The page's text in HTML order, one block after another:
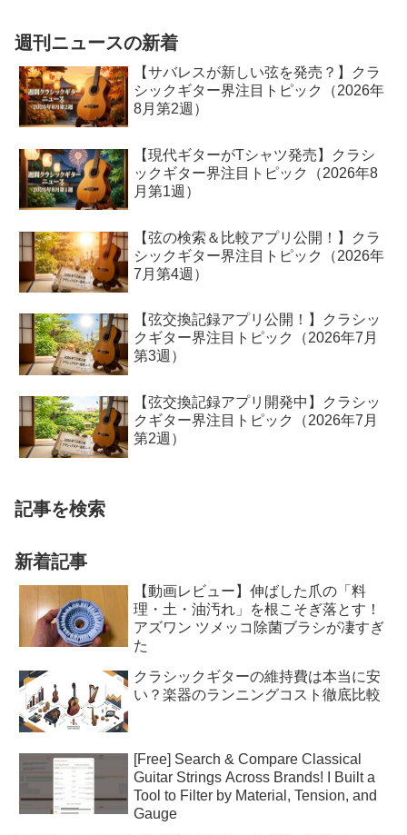
週刊ニュースの新着
【サバレスが新しい弦を発売？】クラ
シックギター界注目トピック（2026年
8月第2週）
【現代ギターがTシャツ発売】クラシ
ックギター界注目トピック（2026年8
月第1週）
【弦の検索＆比較アプリ公開！】クラ
シックギター界注目トピック（2026年
7月第4週）
【弦交換記録アプリ公開！】クラシッ
クギター界注目トピック（2026年7月
第3週）
【弦交換記録アプリ開発中】クラシッ
クギター界注目トピック（2026年7月
第2週）
記事を検索
新着記事
【動画レビュー】伸ばした爪の「料
理・土・油汚れ」を根こそぎ落とす！
アズワン ツメッコ除菌ブラシが凄すぎ
た
クラシックギターの維持費は本当に安
い？楽器のランニングコスト徹底比較
[Free] Search & Compare Classical
Guitar Strings Across Brands! I Built a
Tool to Filter by Material, Tension, and
Gauge